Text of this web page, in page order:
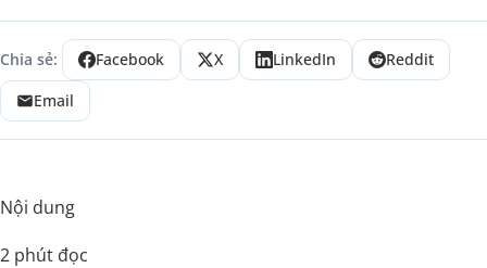
Chia sẻ: Facebook X LinkedIn
Reddit
Email
Nội dung
2 phút đọc